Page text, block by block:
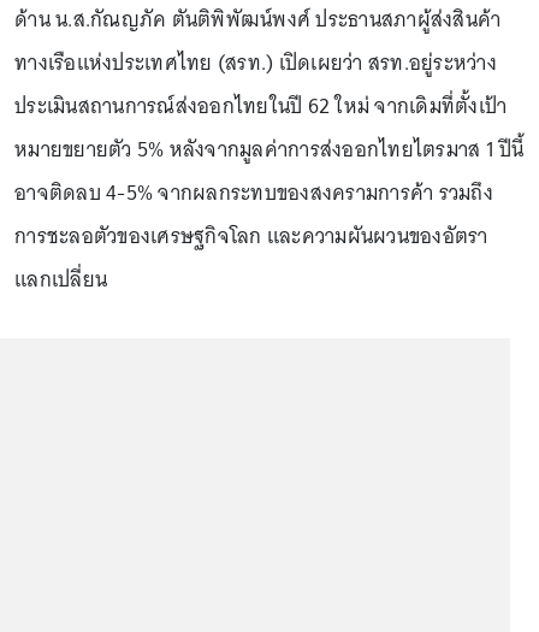
ด้าน น.ส.กัณญภัค ตันติพิพัฒน์พงศ์ ประธานสภาผู้ส่งสินค้า
ทางเรือแห่งประเทศไทย (สรท.) เปิดเผยว่า สรท.อยู่ระหว่าง
ประเมินสถานการณ์ส่งออกไทยในปี 62 ใหม่ จากเดิมที่ตั้งเป้า
หมายขยายตัว 5% หลังจากมูลค่าการส่งออกไทยไตรมาส 1 ปีนี้
อาจติดลบ 4-5% จากผลกระทบของสงครามการค้า รวมถึง
การชะลอตัวของเศรษฐกิจโลก และความผันผวนของอัตรา
แลกเปลี่ยน